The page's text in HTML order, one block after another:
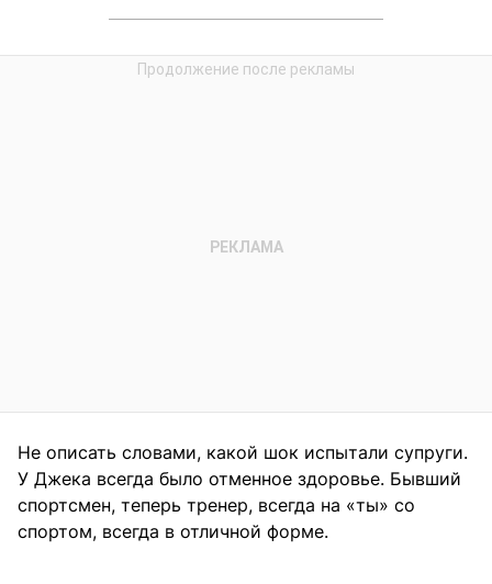
Не описать словами, какой шок испытали супруги.
У Джека всегда было отменное здоровье. Бывший
спортсмен, теперь тренер, всегда на «ты» со
спортом, всегда в отличной форме.